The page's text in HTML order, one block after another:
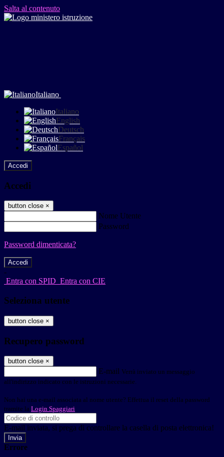
Salta al contenuto
Italiano
Italiano
English
Deutsch
Français
Español
Accedi
Accedi
button close ×
Nome Utente
Password
Password dimenticata?
-
Entra con SPID Entra con CIE
Seleziona utente
button close ×
Recupero password
button close ×
E-mail Verrà inviato un messaggio
all'indirizzo indicato con le istruzioni necessarie.
Non hai una e-mail associata al nome utente? Effettua il reset della password
tramite la Login Spaggiari
E-mail inviata, si prega di controllare la casella di posta elettronica!
Errore